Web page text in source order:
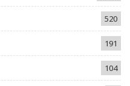
520
191
104